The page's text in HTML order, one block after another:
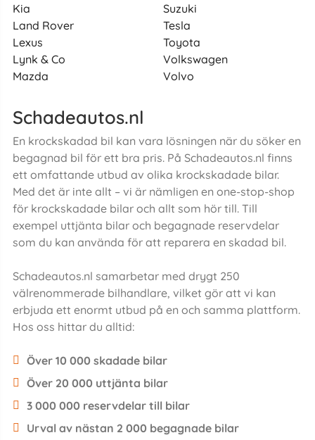
Kia
Land Rover
Lexus
Lynk & Co
Mazda
Suzuki
Tesla
Toyota
Volkswagen
Volvo
Schadeautos.nl
En krockskadad bil kan vara lösningen när du söker en
begagnad bil för ett bra pris. På Schadeautos.nl finns
ett omfattande utbud av olika krockskadade bilar.
Med det är inte allt – vi är nämligen en one-stop-shop
för krockskadade bilar och allt som hör till. Till
exempel uttjänta bilar och begagnade reservdelar
som du kan använda för att reparera en skadad bil.
Schadeautos.nl samarbetar med drygt 250
välrenommerade bilhandlare, vilket gör att vi kan
erbjuda ett enormt utbud på en och samma plattform.
Hos oss hittar du alltid:
Över 10 000 skadade bilar
Över 20 000 uttjänta bilar
3 000 000 reservdelar till bilar
Urval av nästan 2 000 begagnade bilar